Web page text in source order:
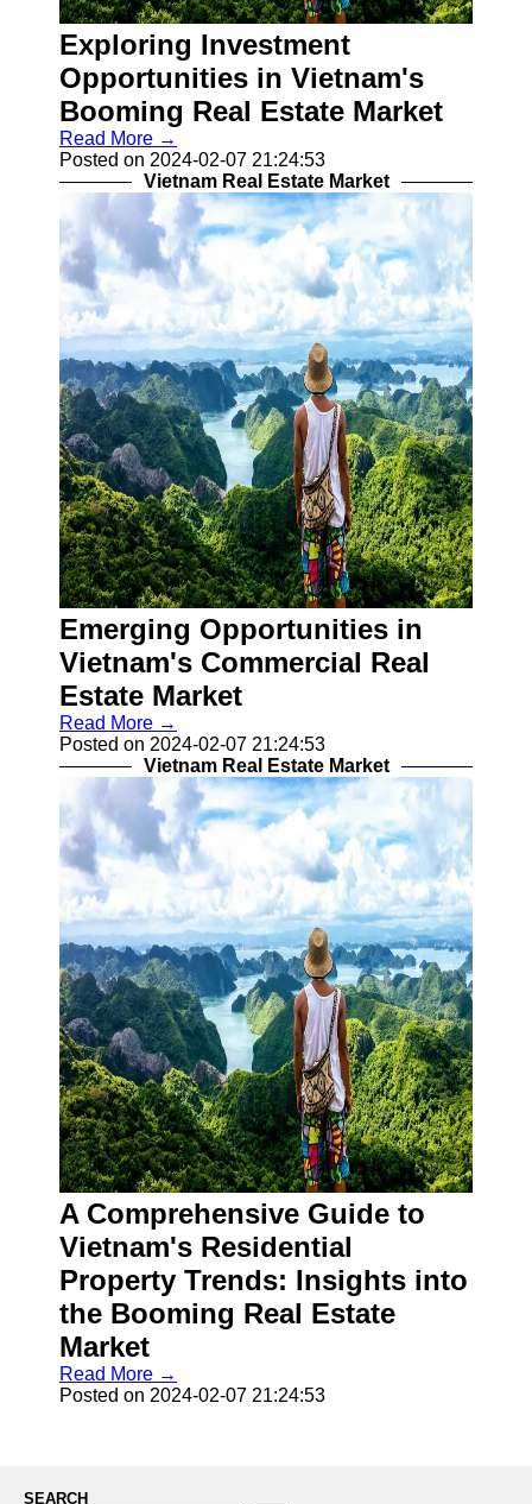
Business
Vietnam
Vietnamese
Manufacturing
Industries
Banking and
Finance in
Vietnamese
Startups and
Entrepreneurship
Socials
Facebook
Instagram
Twitter
Telegram
Help &
Support
Contact
About
Us
for Us
Exploring Investment
Opportunities in Vietnam's
Booming Real Estate Market
Read More →
Posted on 2024-02-07 21:24:53
Vietnam Real Estate Market
Emerging Opportunities in
Vietnam's Commercial Real
Estate Market
Read More →
Posted on 2024-02-07 21:24:53
Vietnam Real Estate Market
A Comprehensive Guide to
Vietnam's Residential
Property Trends: Insights into
the Booming Real Estate
Market
Read More →
Posted on 2024-02-07 21:24:53
SEARCH